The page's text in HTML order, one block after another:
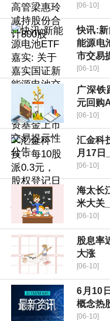
[06-10]
快讯:
能源电
市交易
[06-10]
广深铁
元回购
[06-10]
汇金科
月17日
[06-10]
海太长
米大关
[06-10]
股息率
大涨
[06-10]
6月10
概念热
[06-10]